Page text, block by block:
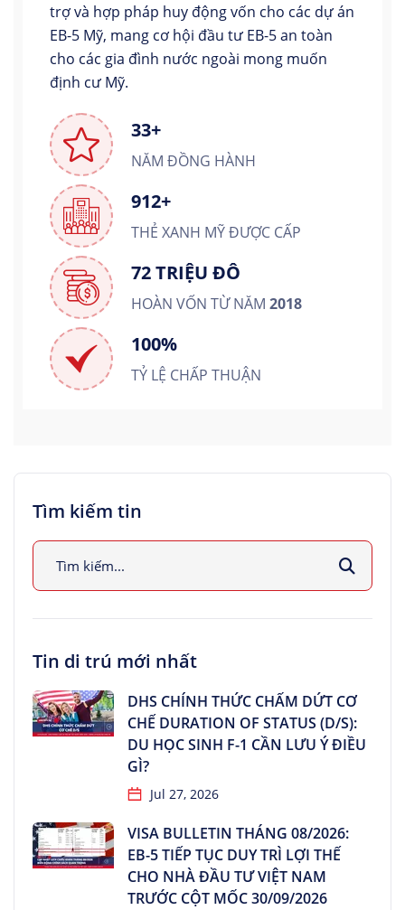
trợ và hợp pháp huy động vốn cho các dự án
EB-5 Mỹ, mang cơ hội đầu tư EB-5 an toàn
cho các gia đình nước ngoài mong muốn
định cư Mỹ.
33+
NĂM ĐỒNG HÀNH
912+
THẺ XANH MỸ ĐƯỢC CẤP
72 TRIỆU ĐÔ
HOÀN VỐN TỪ NĂM 2018
100%
TỶ LỆ CHẤP THUẬN
Tìm kiếm tin
Tin di trú mới nhất
DHS CHÍNH THỨC CHẤM DỨT CƠ
CHẾ DURATION OF STATUS (D/S):
DU HỌC SINH F-1 CẦN LƯU Ý ĐIỀU
GÌ?
Jul 27, 2026
VISA BULLETIN THÁNG 08/2026:
EB-5 TIẾP TỤC DUY TRÌ LỢI THẾ
CHO NHÀ ĐẦU TƯ VIỆT NAM
TRƯỚC CỘT MỐC 30/09/2026